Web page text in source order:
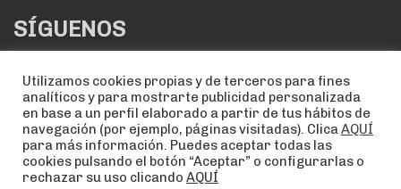
SÍGUENOS
NOTA LEGAL POLÍTICA DE COOKIES
Utilizamos cookies propias y de terceros para fines
analíticos y para mostrarte publicidad personalizada
en base a un perfil elaborado a partir de tus hábitos de
navegación (por ejemplo, páginas visitadas). ClicaAQUÍ
para más información. Puedes aceptar todas las
cookies pulsando el botón “Aceptar” o configurarlas o
rechazar su uso clicando AQUÍ